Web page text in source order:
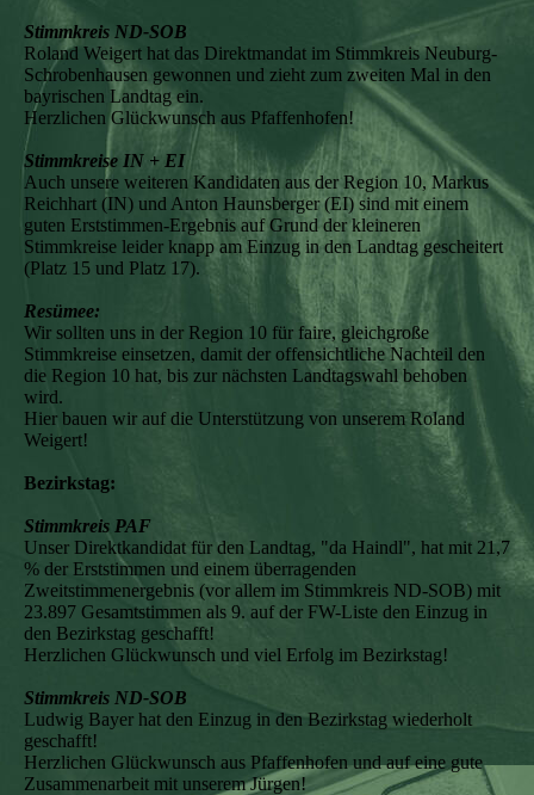
Stimmkreis ND-SOB
Roland Weigert hat das Direktmandat im Stimmkreis Neuburg-
Schrobenhausen gewonnen und zieht zum zweiten Mal in den
bayrischen Landtag ein.
Herzlichen Glückwunsch aus Pfaffenhofen!
Stimmkreise IN + EI
Auch unsere weiteren Kandidaten aus der Region 10, Markus
Reichhart (IN) und Anton Haunsberger (EI) sind mit einem
guten Erststimmen-Ergebnis auf Grund der kleineren
Stimmkreise leider knapp am Einzug in den Landtag gescheitert
(Platz 15 und Platz 17).
Resümee:
Wir sollten uns in der Region 10 für faire, gleichgroße
Stimmkreise einsetzen, damit der offensichtliche Nachteil den
die Region 10 hat, bis zur nächsten Landtagswahl behoben
wird.
Hier bauen wir auf die Unterstützung von unserem Roland
Weigert!
Bezirkstag:
Stimmkreis PAF
Unser Direktkandidat für den Landtag, "da Haindl", hat mit 21,7
% der Erststimmen und einem überragenden
Zweitstimmenergebnis (vor allem im Stimmkreis ND-SOB) mit
23.897 Gesamtstimmen als 9. auf der FW-Liste den Einzug in
den Bezirkstag geschafft!
Herzlichen Glückwunsch und viel Erfolg im Bezirkstag!
Stimmkreis ND-SOB
Ludwig Bayer hat den Einzug in den Bezirkstag wiederholt
geschafft!
Herzlichen Glückwunsch aus Pfaffenhofen und auf eine gute
Zusammenarbeit mit unserem Jürgen!